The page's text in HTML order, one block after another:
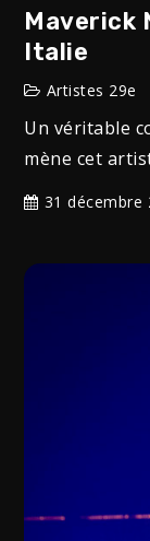
Maverick
Italie
Artistes 29e
Un véritable
mène cet
31 décembre